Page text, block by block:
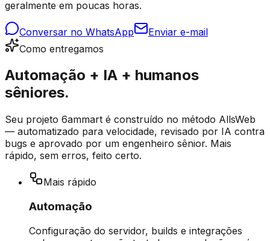
geralmente em poucas horas.
Conversar no WhatsApp
Enviar e-mail
Como entregamos
Automação + IA + humanos
sêniores.
Seu projeto 6ammart é construído no método AllsWeb
— automatizado para velocidade, revisado por IA contra
bugs e aprovado por um engenheiro sênior. Mais
rápido, sem erros, feito certo.
Mais rápido
Automação
Configuração do servidor, builds e integrações